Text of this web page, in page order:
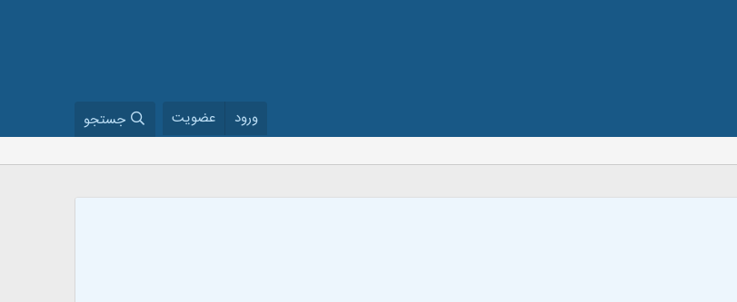
ورود عضویت جستجو